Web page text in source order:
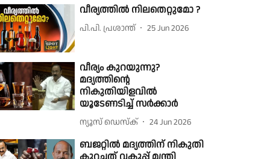
വീര്യത്തില്‍ നിലതെറ്റുമോ ?
പി.പി. പ്രശാന്ത് 25 Jun 2026
വീര്യം കുറയുന്നു?
മദ്യത്തിൻ്റെ
നികുതിയിളവിൽ
യൂടേണടിച്ച് സർക്കാർ
ന്യൂസ് ഡെസ്ക് 24 Jun 2026
ബജറ്റിൽ മദ്യത്തിന് നികുതി